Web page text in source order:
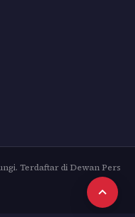
Terdaftar di Dewan Pers